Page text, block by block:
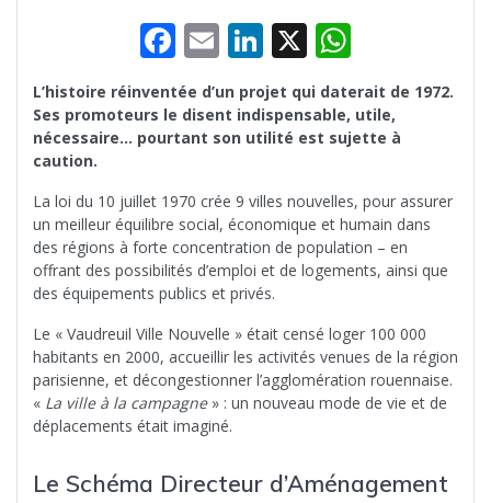
F
ac
e
b
o
k
E
ai
l
Li
n
k
e
n
X
h
at
s
p
p
L’histoire réinventée d’un projet qui daterait de 1972.
Ses promoteurs le disent indispensable, utile,
nécessaire… pourtant son utilité est sujette à
caution.
La loi du 10 juillet 1970 crée 9 villes nouvelles, pour assurer
un meilleur équilibre social, économique et humain dans
des régions à forte concentration de population – en
offrant des possibilités d’emploi et de logements, ainsi que
des équipements publics et privés.
Le « Vaudreuil Ville Nouvelle » était censé loger 100 000
habitants en 2000, accueillir les activités venues de la région
parisienne, et décongestionner l’agglomération rouennaise.
« La ville à la campagne» : un nouveau mode de vie et de
déplacements était imaginé.
Le Schéma Directeur d’Aménagement